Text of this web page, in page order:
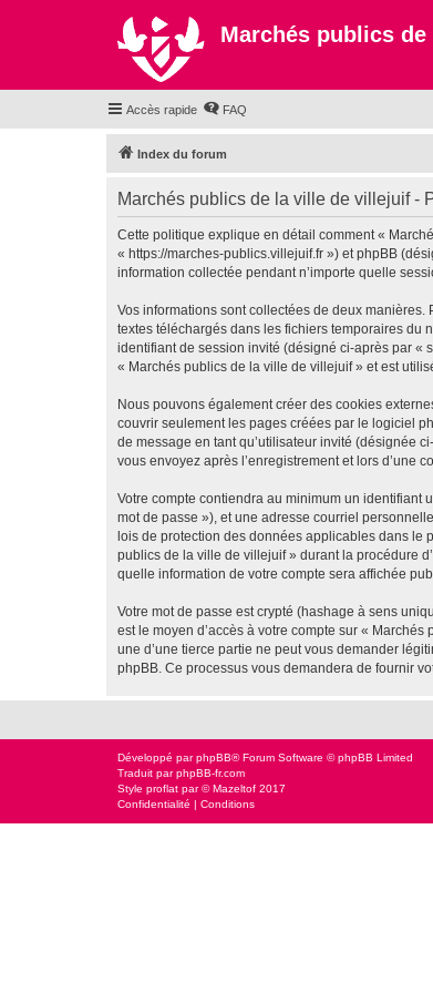
Marchés publics
Accès rapide FAQ
Index du forum
Marchés publics de la ville de villejuif -
Cette politique explique en détail comment «
« https://marches-publics.villejuif.fr ») et phpBB
information collectée pendant n’importe quelle
Vos informations sont collectées de deux
textes téléchargés dans les fichiers temporaires du
identifiant de session invité (désigné ci-après par «
« Marchés publics de la ville de villejuif » et est
Nous pouvons également créer des cookies
couvrir seulement les pages créées par le logiciel
de message en tant qu’utilisateur invité (désignée
vous envoyez après l’enregistrement et lors d’une
Votre compte contiendra au minimum un identifiant
mot de passe »), et une adresse courriel
lois de protection des données applicables dans le
publics de la ville de villejuif » durant la procédure
quelle information de votre compte sera affichée
Votre mot de passe est crypté (hashage à sens
est le moyen d’accès à votre compte sur «
une d’une tierce partie ne peut vous demander
phpBB. Ce processus vous demandera de fournir
Développé parphpBB® Forum Software © phpBB Limited
Traduit parphpBB-fr.com
Style proflat par ©Mazeltof 2017
Confidentialité | Conditions